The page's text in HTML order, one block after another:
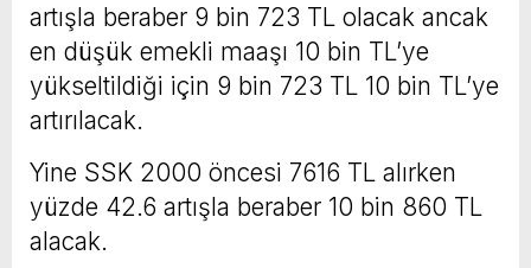
artışla beraber 9 bin 723 TL olacak ancak
en düşük emekli maaşı 10 bin TL’ye
yükseltildiği için 9 bin 723 TL 10 bin TL’ye
artırılacak.
Yine SSK 2000 öncesi 7616 TL alırken
yüzde 42.6 artışla beraber 10 bin 860 TL
alacak.